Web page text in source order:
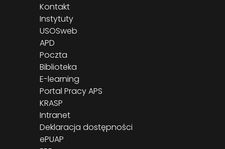
Kontakt
Instytuty
USOSweb
APD
Poczta
Biblioteka
E-learning
Portal Pracy APS
KRASP
Intranet
Deklaracja dostępności
ePUAP